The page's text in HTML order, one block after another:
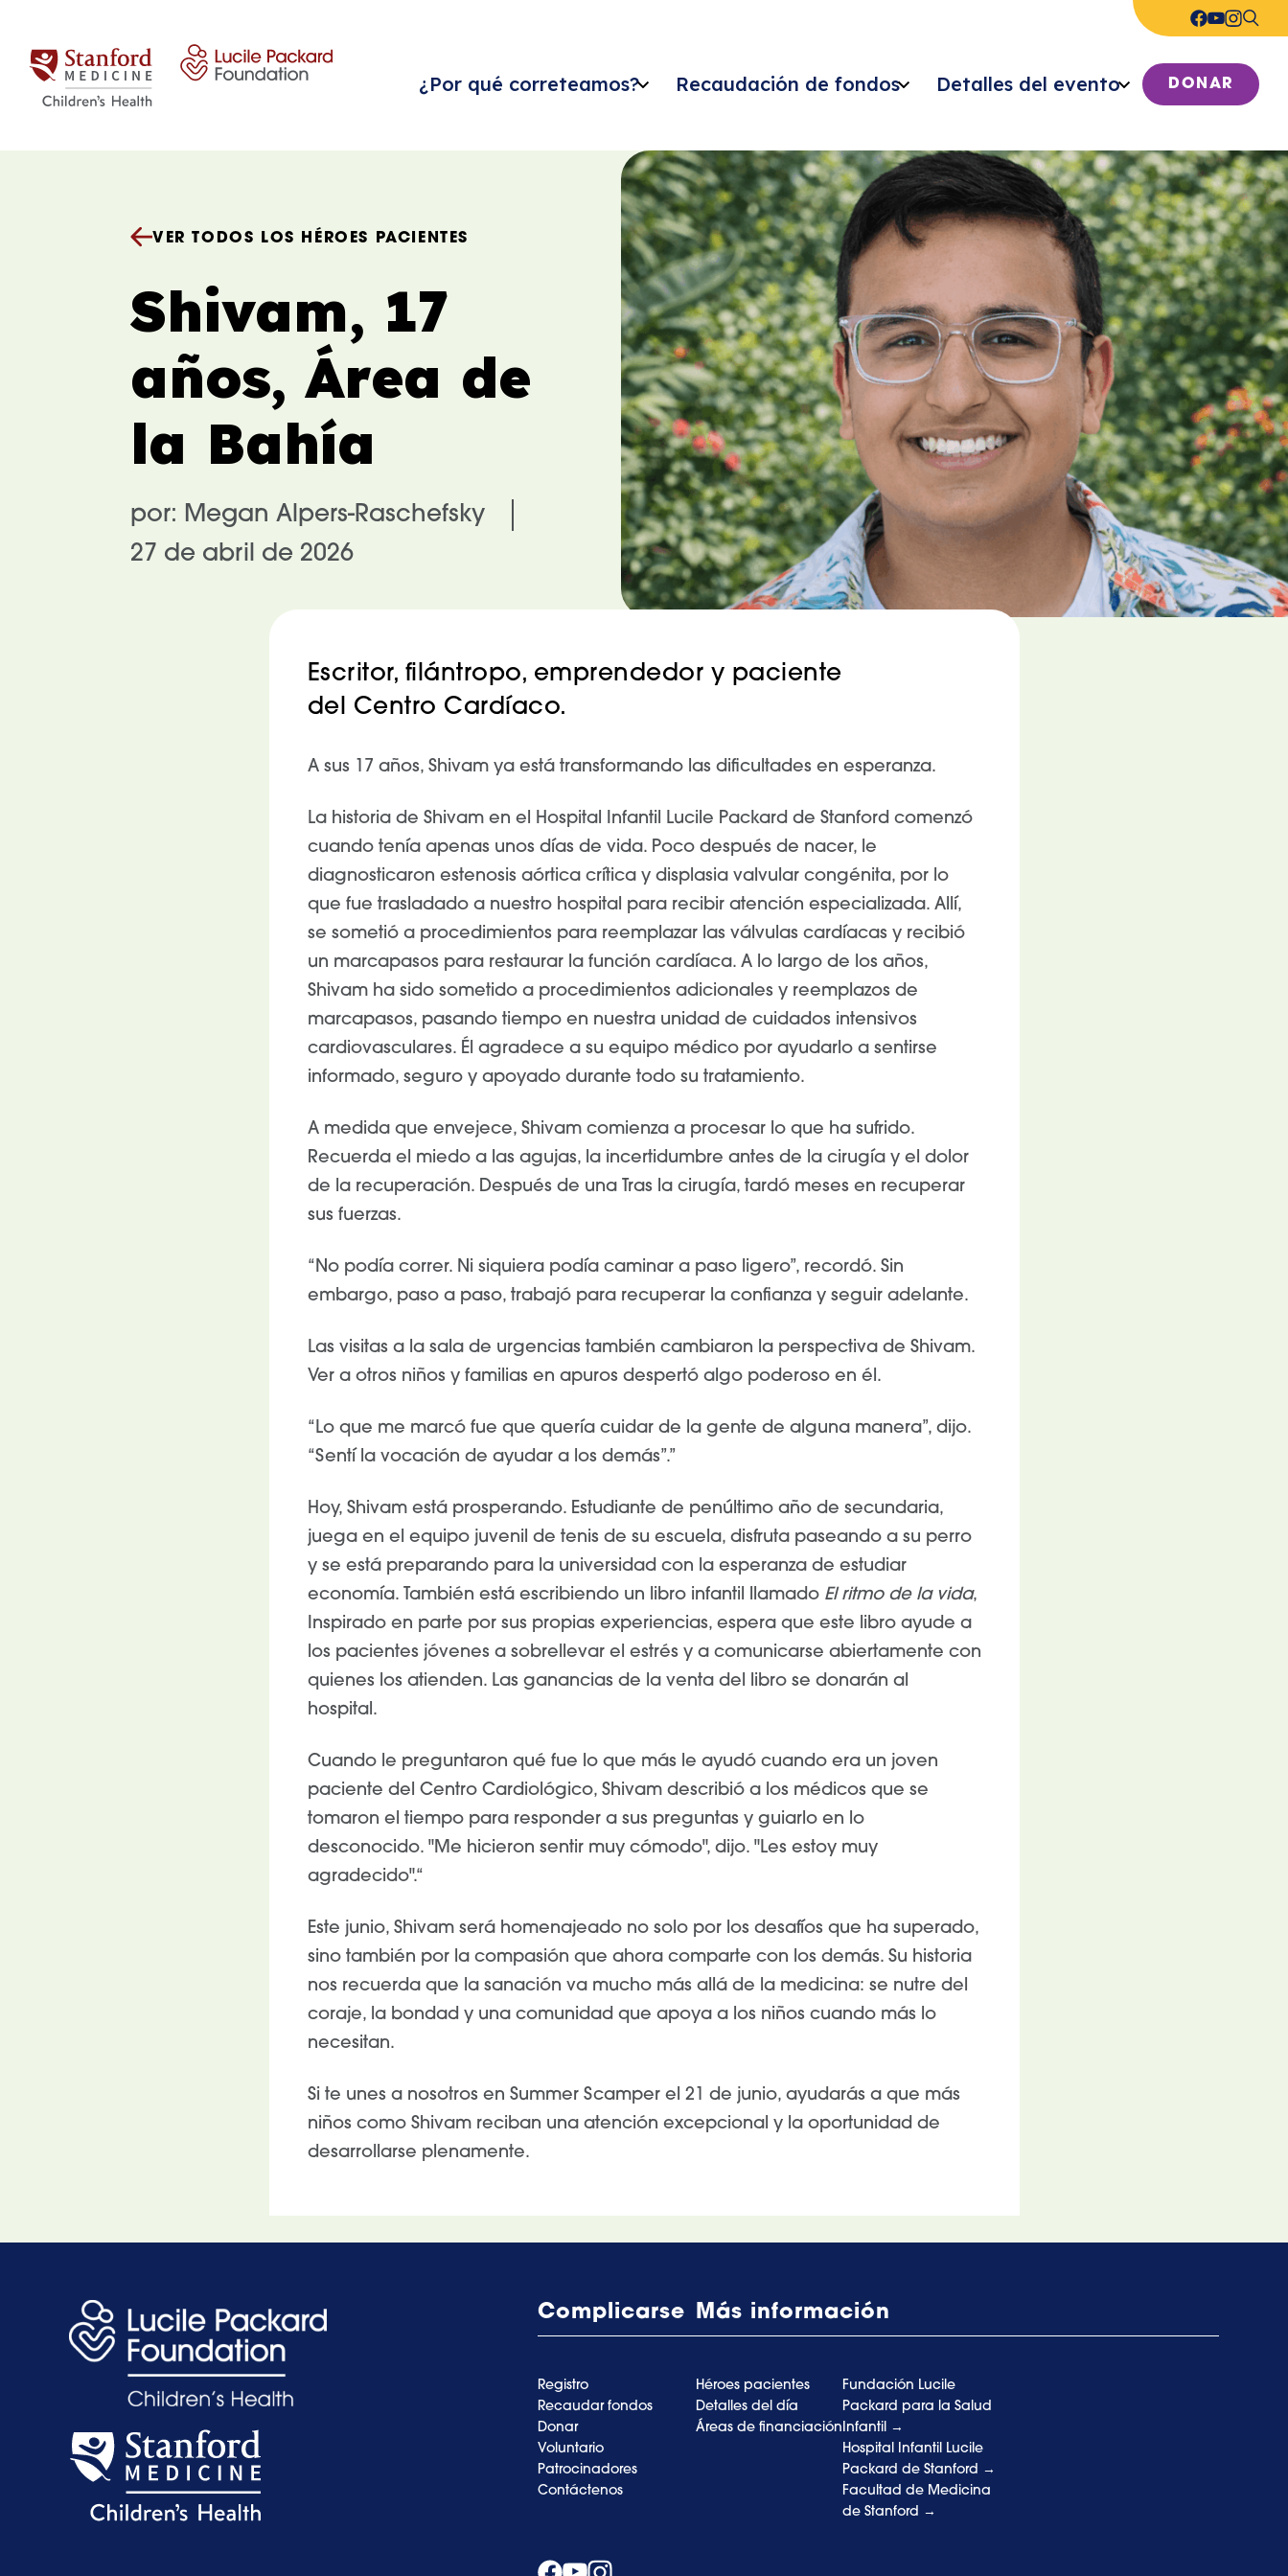
¿Por qué correteamos? Recaudación de fondos Detalles del evento DONAR
VER TODOS LOS HÉROES PACIENTES
Shivam, 17
años, Área de
la Bahía
por: Megan Alpers-Raschefsky
27 de abril de 2026
Escritor, filántropo, emprendedor y paciente
del Centro Cardíaco.
A sus 17 años, Shivam ya está transformando las dificultades en esperanza.
La historia de Shivam en el Hospital Infantil Lucile Packard de Stanford comenzó
cuando tenía apenas unos días de vida. Poco después de nacer, le
diagnosticaron estenosis aórtica crítica y displasia valvular congénita, por lo
que fue trasladado a nuestro hospital para recibir atención especializada. Allí,
se sometió a procedimientos para reemplazar las válvulas cardíacas y recibió
un marcapasos para restaurar la función cardíaca. A lo largo de los años,
Shivam ha sido sometido a procedimientos adicionales y reemplazos de
marcapasos, pasando tiempo en nuestra unidad de cuidados intensivos
cardiovasculares. Él agradece a su equipo médico por ayudarlo a sentirse
informado, seguro y apoyado durante todo su tratamiento.
A medida que envejece, Shivam comienza a procesar lo que ha sufrido.
Recuerda el miedo a las agujas, la incertidumbre antes de la cirugía y el dolor
de la recuperación. Después de una Tras la cirugía, tardó meses en recuperar
sus fuerzas.
“No podía correr. Ni siquiera podía caminar a paso ligero”, recordó. Sin
embargo, paso a paso, trabajó para recuperar la confianza y seguir adelante.
Las visitas a la sala de urgencias también cambiaron la perspectiva de Shivam.
Ver a otros niños y familias en apuros despertó algo poderoso en él.
“Lo que me marcó fue que quería cuidar de la gente de alguna manera”, dijo.
“Sentí la vocación de ayudar a los demás”.”
Hoy, Shivam está prosperando. Estudiante de penúltimo año de secundaria,
juega en el equipo juvenil de tenis de su escuela, disfruta paseando a su perro
y se está preparando para la universidad con la esperanza de estudiar
economía. También está escribiendo un libro infantil llamado El ritmo de la vida,
Inspirado en parte por sus propias experiencias, espera que este libro ayude a
los pacientes jóvenes a sobrellevar el estrés y a comunicarse abiertamente con
quienes los atienden. Las ganancias de la venta del libro se donarán al
hospital.
Cuando le preguntaron qué fue lo que más le ayudó cuando era un joven
paciente del Centro Cardiológico, Shivam describió a los médicos que se
tomaron el tiempo para responder a sus preguntas y guiarlo en lo
desconocido. "Me hicieron sentir muy cómodo", dijo. "Les estoy muy
agradecido".“
Este junio, Shivam será homenajeado no solo por los desafíos que ha superado,
sino también por la compasión que ahora comparte con los demás. Su historia
nos recuerda que la sanación va mucho más allá de la medicina: se nutre del
coraje, la bondad y una comunidad que apoya a los niños cuando más lo
necesitan.
Si te unes a nosotros en Summer Scamper el 21 de junio, ayudarás a que más
niños como Shivam reciban una atención excepcional y la oportunidad de
desarrollarse plenamente.
Complicarse
Registro
Recaudar fondos
Donar
Voluntario
Patrocinadores
Contáctenos
Más información
Héroes pacientes
Detalles del día
Áreas de financiación
Fundación Lucile
Packard para la Salud
Infantil
Hospital Infantil Lucile
Packard de Stanford
Facultad de Medicina
de Stanford